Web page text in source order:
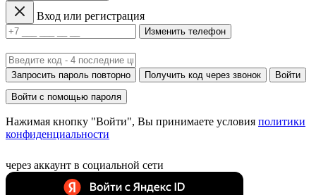
Вход или регистрация
Изменить телефон
Запросить пароль повторно Получить код через звонок Войти
Войти с помощью пароля
Нажимая кнопку "Войти", Вы принимаете условия политики
конфиденциальности
через аккаунт в социальной сети